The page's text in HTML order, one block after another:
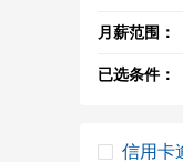
月薪范围：
已选条件：
信用卡